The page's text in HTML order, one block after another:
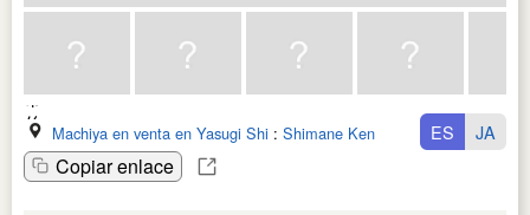
Machiya en venta en Yasugi Shi : Shimane Ken
Copiar enlace
ES JA